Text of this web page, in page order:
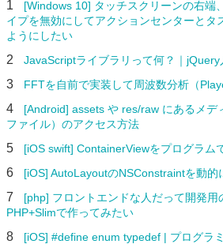
1
[Windows 10] タッチスクリーンの右端
イプを無効にしてアクションセンターとタ
ようにしたい
2 JavaScriptライブラリって何？｜jQuery
3 FFTを自前で実装して周波数分析（
4
[Android] assets や res/raw にあるメデ
ファイル）のアクセス方法
5 [iOS swift] ContainerViewをプログラム
6 [iOS] AutoLayoutのNSConstraintを動的
7
[php] フロントエンドな人だって開発用
PHP+Slimで作ってみたい
8
[iOS] #define enum typedef | プログラ